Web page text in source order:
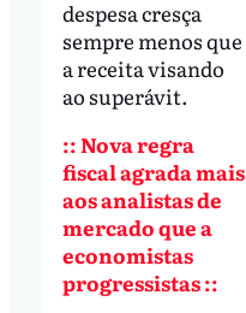
despesa cresça
sempre menos que
a receita visando
ao superávit.
:: Nova regra
fiscal agrada mais
aos analistas de
mercado que a
economistas
progressistas ::